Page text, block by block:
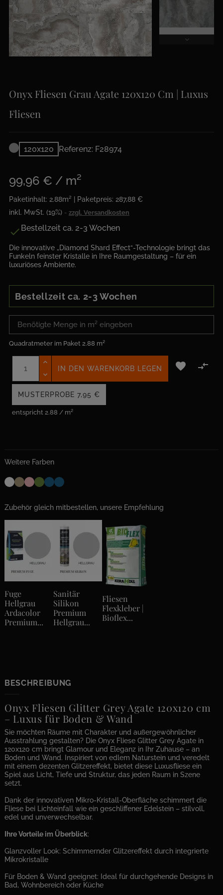
Onyx Fliesen Grau Agate 120x120 Cm | Luxus
Fliesen
120x120 Referenz: F28974
99,96 € / m²
Paketinhalt: 2.88m² | Paketpreis: 287,88 €
inkl. MwSt. (19%)
zzgl. Versandkosten
 Bestellzeit ca. 2-3 Wochen
Die innovative „Diamond Shard Effect“-Technologie bringt das
Funkeln feinster Kristalle in Ihre Raumgestaltung – für ein
luxuriöses Ambiente.
Bestellzeit ca. 2-3 Wochen
Quadratmeter im Paket 2.88 m²
entspricht 2.88 / m²
IN DEN WARENKORB LEGEN  
MUSTERPROBE 7,95 €
Weitere Farben
Zubehör gleich mitbestellen, unsere Empfehlung
Fuge
Hellgrau
Ardacolor
Premium...
Sanitär
Silikon
Premium
Hellgrau...
Fliesen
Flexkleber |
Bioflex...
BESCHREIBUNG
Onyx Fliesen Glitter Grey Agate 120x120 cm
– Luxus für Boden & Wand
Sie möchten Räume mit Charakter und außergewöhnlicher
Ausstrahlung gestalten? Die Onyx Fliese Glitter Grey Agate in
120x120 cm bringt Glamour und Eleganz in Ihr Zuhause – an
Boden und Wand. Inspiriert von edlem Naturstein und veredelt
mit einem dezenten Glitzereffekt, bietet diese Luxusfliese ein
Spiel aus Licht, Tiefe und Struktur, das jeden Raum in Szene
setzt.
Dank der innovativen Mikro-Kristall-Oberfläche schimmert die
Fliese bei Lichteinfall wie ein geschliffener Edelstein – stilvoll,
edel und unverwechselbar.
Ihre Vorteile im Überblick:
Glanzvoller Look: Schimmernder Glitzereffekt durch integrierte
Mikrokristalle
Für Boden & Wand geeignet: Ideal für durchgehende Designs in
Bad, Wohnbereich oder Küche